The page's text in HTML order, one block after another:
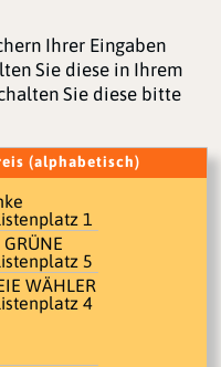
Ihrer Eingaben
Sie diese bitte
(alphabetisch)
1
GRÜNE
5
WÄHLER
4